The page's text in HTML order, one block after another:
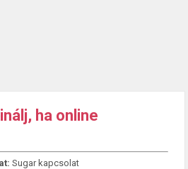
ha online
Sugar kapcsolat